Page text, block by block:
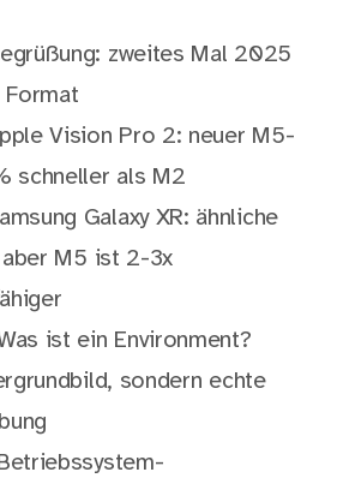
zweites Mal 2025
Format
Vision Pro 2: neuer M5-
schneller als M2
Galaxy XR: ähnliche
aber M5 ist 2-3x
ist ein Environment?
sondern echte